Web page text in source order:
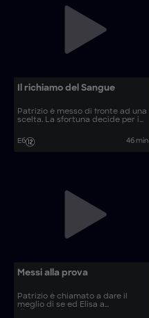
Il richiamo del Sangue
Patrizio è messo di fronte ad una
scelta. La sfortuna decide per i
E6
46 min
Messi alla prova
Patrizio è chiamato a dare il
meglio di se ed Elisa a